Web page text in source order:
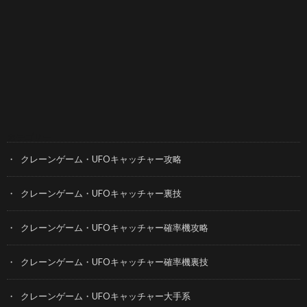
クレーンゲーム・UFOキャッチャー攻略
クレーンゲーム・UFOキャッチャー裏技
クレーンゲーム・UFOキャッチャー確率機攻略
クレーンゲーム・UFOキャッチャー確率機裏技
クレーンゲーム・UFOキャッチャー大手系